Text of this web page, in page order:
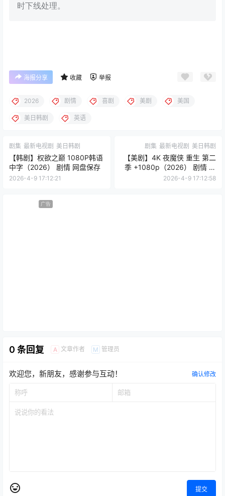
时下线处理。
海报分享 收藏 举报
2026 剧情 喜剧 美剧 美国
美日韩剧 英语
剧集 最新电视剧 美日韩剧
【韩剧】权欲之巅 1080P韩语
中字（2026） 剧情 网盘保存
2026-4-9 17:12:21
剧集 最新电视剧 美日韩剧
【美剧】4K 夜魔侠 重生 第二
季 +1080p（2026） 剧情 惊
悚 网盘保存
2026-4-9 17:12:58
广告
0 条回复 A 文章作者 M 管理员
欢迎您，新朋友，感谢参与互动！ 确认修改
提交